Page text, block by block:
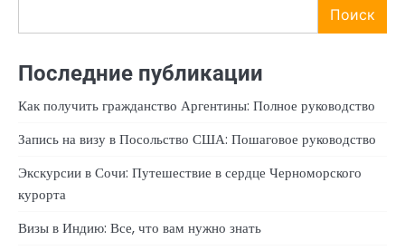
Поиск
Последние публикации
Как получить гражданство Аргентины: Полное руководство
Запись на визу в Посольство США: Пошаговое руководство
Экскурсии в Сочи: Путешествие в сердце Черноморского
курорта
Визы в Индию: Все, что вам нужно знать